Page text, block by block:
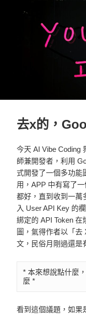
去x的，
今天 AI Vibe Coding
師兼開發者，利用
式開發了一個多功能
用，APP 中有寫了
都好，直到收到一萬
入 User API Key 的
綁定的 API Token 在
圖，氣得作者以「去
文，民俗月剛過還是
* 本來想說點什麼
麼 *
看到這個議題，如果